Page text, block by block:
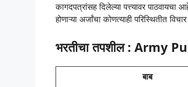
कागदपत्रांसह दिलेल्या पत्त्यावर
होणाऱ्या अर्जांचा कोणत्याही परिस्थितीत
भरतीचा तपशील : Army
बाब